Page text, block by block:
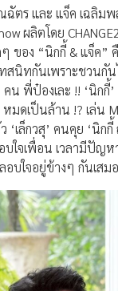
ตร และ แจ็ค เฉลิมพ
ผลิตโดย
ของ “นิกกี้ & แจ็ค”
สนิทกันเพราะชวนกัน
พี่ป๋องเละ !! ‘นิกกี้’
มดเป็นล้าน !? เล่น
‘เล็กวสุ’ คนคุย ‘นิกกี้
ใจเพื่อน เวลามีปัญห
อบใจอยู่ข้างๆ กันเสมอ